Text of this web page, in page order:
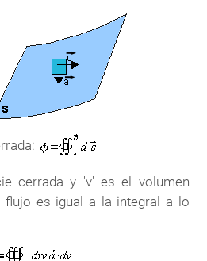
cerrada y 'v' es el volumen
flujo es igual a la integral a lo